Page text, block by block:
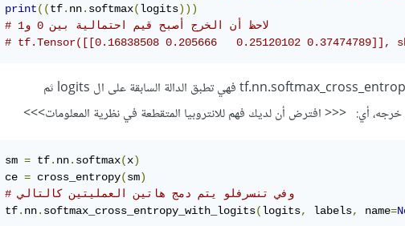
print((tf. nn. softmax(logits)))
# لاحظ أن الخرج أصبح قيم احتمالية بين 0 و1
# tf.Tensor([[0.16838508 0.205666   0.25120102 0.37474789]],
أما بالنسبة ل tf.nn.softmax_cross_entropy_with_logits فهي تطبق الدالة السابقة على ال logits ثم
sm = tf. nn. softmax(x)
ce = cross_entropy(sm)
# وفي تنسرفلو يتم دمج هاتين العمليتين كالتالي
tf. nn. softmax_cross_entropy_with_logits(logits, labels, name=